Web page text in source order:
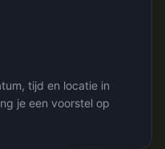
tijd en locatie in
je een voorstel op